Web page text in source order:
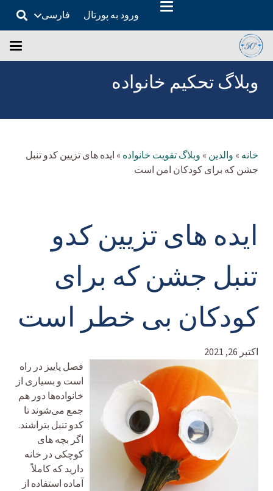
ورود به پورتال فارسی
وبلاگ تحکیم خانواده
خانه » والدین » وبلاگ تقویت خانواده » ایده های تزیین کدو تنبل
جشن که برای کودکان امن است
ایده های تزیین کدو
تنبل جشن که برای
کودکان بی خطر است
اکتبر 26, 2021
فصل پاییز در راه
است و بسیاری از
خانواده‌ها دور هم
جمع می‌شوند تا
کدو تنبل بتراشند.
اگر بچه های
کوچکی در خانه
دارید که کاملاً
آماده استفاده از